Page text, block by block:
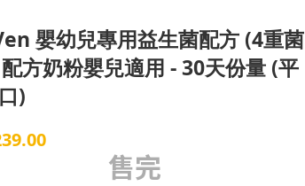
嬰幼兒專用益生菌配方 (4重菌
方奶粉嬰兒適用 - 30天份量 (平
)
售完